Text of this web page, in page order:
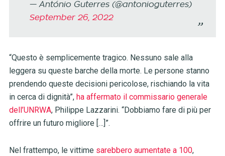
— António Guterres (@antonioguterres)
September 26, 2022
“Questo è semplicemente tragico. Nessuno sale alla
leggera su queste barche della morte. Le persone stanno
prendendo queste decisioni pericolose, rischiando la vita
in cerca di dignità”, ha affermato il commissario generale
dell’UNRWA, Philippe Lazzarini. “Dobbiamo fare di più per
offrire un futuro migliore […]”.
Nel frattempo, le vittime sarebbero aumentate a 100,